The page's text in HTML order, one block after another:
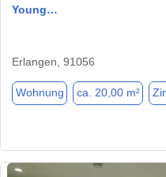
Young…
Erlangen, 91056
Wohnung ca. 20,00 m²